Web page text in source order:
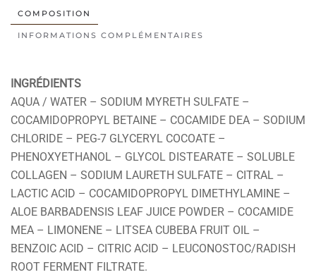
COMPOSITION
INFORMATIONS COMPLÉMENTAIRES
INGRÉDIENTS
AQUA / WATER – SODIUM MYRETH SULFATE –
COCAMIDOPROPYL BETAINE – COCAMIDE DEA – SODIUM
CHLORIDE – PEG-7 GLYCERYL COCOATE –
PHENOXYETHANOL – GLYCOL DISTEARATE – SOLUBLE
COLLAGEN – SODIUM LAURETH SULFATE – CITRAL –
LACTIC ACID – COCAMIDOPROPYL DIMETHYLAMINE –
ALOE BARBADENSIS LEAF JUICE POWDER – COCAMIDE
MEA – LIMONENE – LITSEA CUBEBA FRUIT OIL –
BENZOIC ACID – CITRIC ACID – LEUCONOSTOC/RADISH
ROOT FERMENT FILTRATE.